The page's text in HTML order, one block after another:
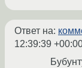
Ответ на:
12:39:39